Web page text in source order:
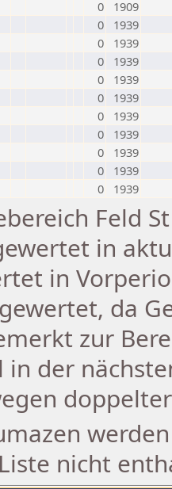
0
1909
0
1939
0
1939
0
1939
0
1939
0
1939
0
1939
0
1939
0
1939
0
1939
0 1939
Feld
in
in
da
zur
in der
nicht